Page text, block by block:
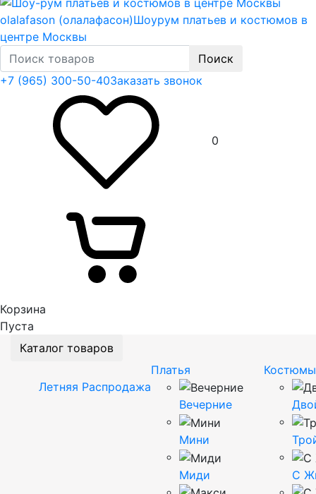
olalafason (олалафасон)Шоурум платьев и костюмов в
центре Москвы
Поиск
+7 (965) 300-50-40Заказать звонок
0
Корзина
Пуста
Каталог товаров
Летняя Распродажа
Платья
Вечерние
Мини
Миди
Костюмы
С